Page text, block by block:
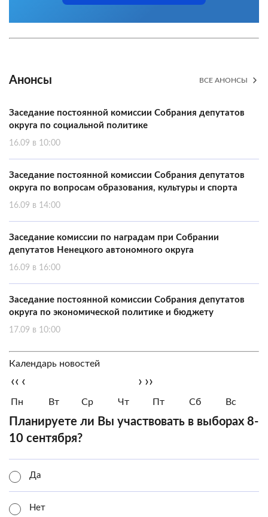
Анонсы ВСЕ АНОНСЫ
Заседание постоянной комиссии Собрания депутатов
округа по социальной политике
16.09 в 10:00
Заседание постоянной комиссии Собрания депутатов
округа по вопросам образования, культуры и спорта
16.09 в 14:00
Заседание комиссии по наградам при Собрании
депутатов Ненецкого автономного округа
16.09 в 16:00
Заседание постоянной комиссии Собрания депутатов
округа по экономической политике и бюджету
17.09 в 10:00
Календарь новостей
‹‹ ‹ › ››
Пн Вт Ср Чт Пт Сб Вс
Планируете ли Вы участвовать в выборах 8-
10 сентября?
Да
Нет